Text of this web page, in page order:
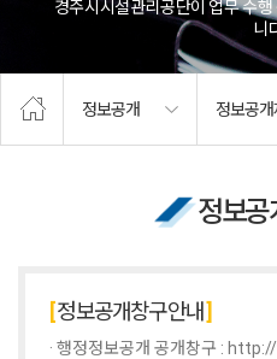
경주시시설관리공단이 업무 수
니
정보공개 정보공개
정보공
정보공개창구안내
· 행정정보공개 공개창구 : http://